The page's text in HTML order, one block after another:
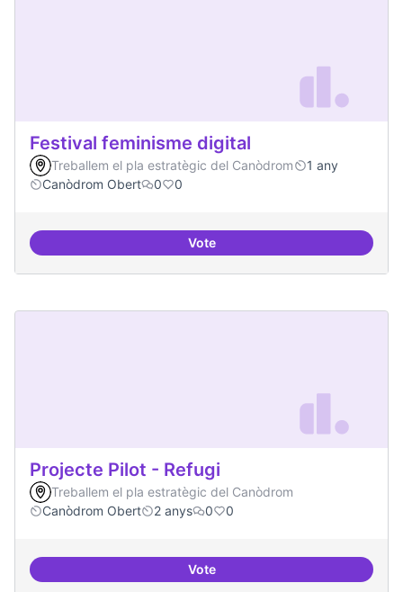
Festival feminisme digital
Treballem el pla estratègic del Canòdrom
1 any
Canòdrom Obert
0 0
VoteFestival feminisme digital
Projecte Pilot - Refugi
Treballem el pla estratègic del Canòdrom
Canòdrom Obert
2 anys 0 0
VoteProjecte Pilot - Refugi